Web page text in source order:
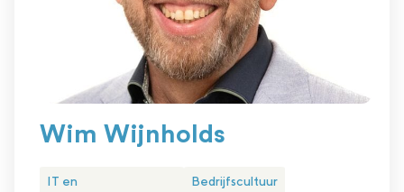
Wim Wijnholds
IT en
Bedrijfscultuur